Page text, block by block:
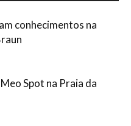
conhecimentos na
Spot na Praia da